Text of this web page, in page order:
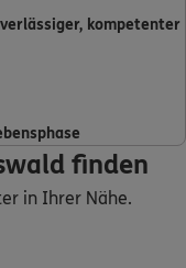
kompetenter
finden
in Ihrer Nähe.